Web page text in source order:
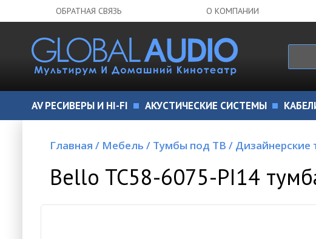
ОБРАТНАЯ СВЯЗЬ О КОМПАНИИ
AV РЕСИВЕРЫ И HI-FI АКУСТИЧЕСКИЕ СИСТЕМЫ
Главная / Мебель / Тумбы под ТВ /
Bello TC58-6075-PI14